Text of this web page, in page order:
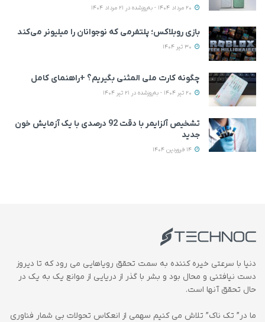
بازی روبلاکس؛ پلتفرمی که نوجوانان را میلیونر می‌کند
چگونه کارت ملی المثنی بگیریم؟ +راهنمای کامل
تشخیص آلزایمر با دقت 92 درصدی با یک آزمایش خون
جدید
دنیا با سرعتی خیره کننده به سمت تحقق رویاهایی می رود که تا دیروز
دست نیافتنی و محال بود و بشر با گذر از دریایی از موانع یک به یک در
حال تحقق آنها است.
ما در” تک ناک” تلاش می کنیم سهمی از انعکاس تحولات بی شمار فناوری